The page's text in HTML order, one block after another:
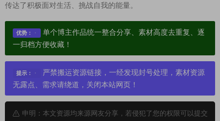
传达了积极面对生活、挑战自我的能量。
优势：
单个博主作品统一整合分享、素材高度去重复、逐
一归档方便收藏！
提示：
严禁搬运资源链接，一经发现封号处理，素材资源
无露点、需求请绕道，关闭本站网页！
申明：本文资源均来源网友分享，若侵犯了您的权限可以提交